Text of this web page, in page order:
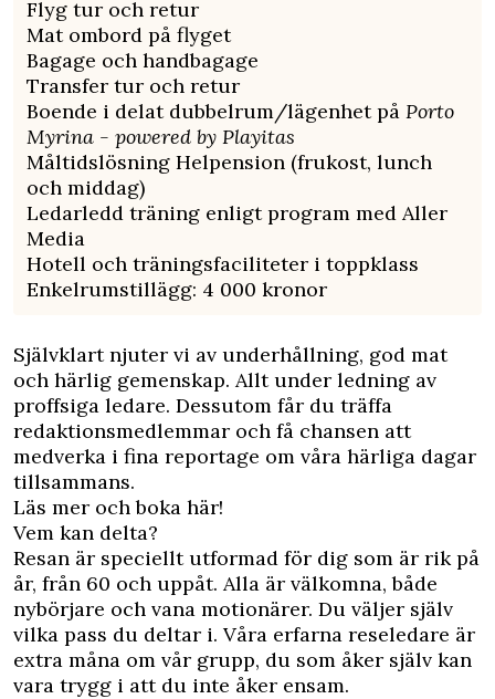
Flyg tur och retur
Mat ombord på flyget
Bagage och handbagage
Transfer tur och retur
Boende i delat dubbelrum/lägenhet på Porto
Myrina - powered by Playitas
Måltidslösning Helpension (frukost, lunch
och middag)
Ledarledd träning enligt program med Aller
Media
Hotell och träningsfaciliteter i toppklass
Enkelrumstillägg: 4 000 kronor
Självklart njuter vi av underhållning, god mat
och härlig gemenskap. Allt under ledning av
proffsiga ledare. Dessutom får du träffa
redaktionsmedlemmar och få chansen att
medverka i fina reportage om våra härliga dagar
tillsammans.
Läs mer och boka här!
Vem kan delta?
Resan är speciellt utformad för dig som är rik på
år, från 60 och uppåt. Alla är välkomna, både
nybörjare och vana motionärer. Du väljer själv
vilka pass du deltar i. Våra erfarna reseledare är
extra måna om vår grupp, du som åker själv kan
vara trygg i att du inte åker ensam.